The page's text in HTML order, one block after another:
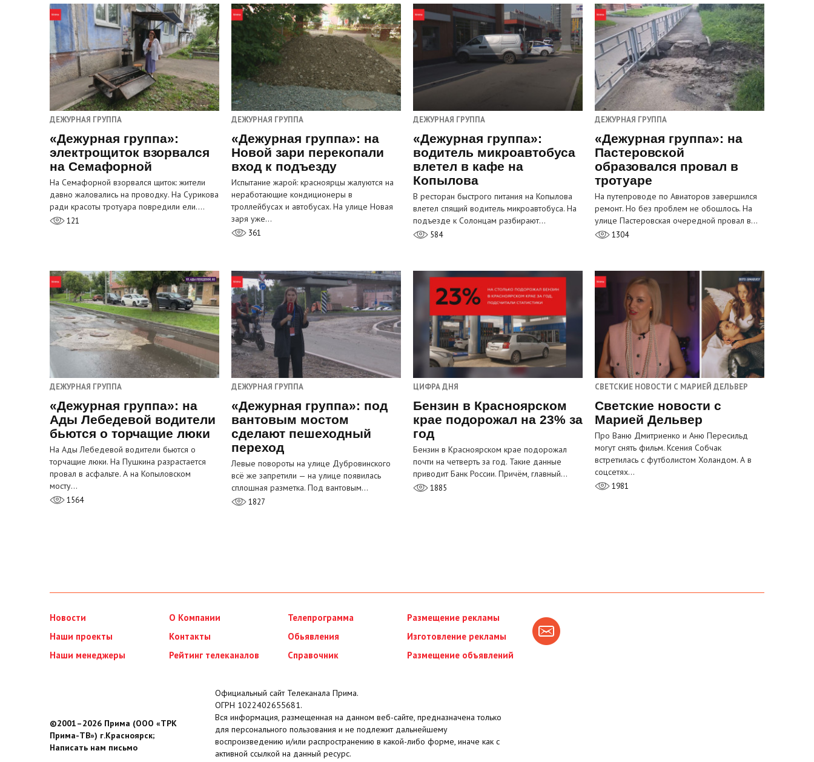
ДЕЖУРНАЯ ГРУППА
«Дежурная группа»:
электрощиток взорвался
на Семафорной
На Семафорной взорвался щиток: жители
давно жаловались на проводку. На Сурикова
ради красоты тротуара повредили ели.…
121
ДЕЖУРНАЯ ГРУППА
«Дежурная группа»: на
Новой зари перекопали
вход к подъезду
Испытание жарой: красноярцы жалуются на
неработающие кондиционеры в
троллейбусах и автобусах. На улице Новая
заря уже…
361
ДЕЖУРНАЯ ГРУППА
«Дежурная группа»:
водитель микроавтобуса
влетел в кафе на
Копылова
В ресторан быстрого питания на Копылова
влетел спящий водитель микроавтобуса. На
подъезде к Солонцам разбирают…
584
ДЕЖУРНАЯ ГРУППА
«Дежурная группа»: на
Пастеровской
образовался провал в
тротуаре
На путепроводе по Авиаторов завершился
ремонт. Но без проблем не обошлось. На
улице Пастеровская очередной провал в…
1304
ДЕЖУРНАЯ ГРУППА
«Дежурная группа»: на
Ады Лебедевой водители
бьются о торчащие люки
На Ады Лебедевой водители бьются о
торчащие люки. На Пушкина разрастается
провал в асфальте. А на Копыловском
мосту…
1564
ДЕЖУРНАЯ ГРУППА
«Дежурная группа»: под
вантовым мостом
сделают пешеходный
переход
Левые повороты на улице Дубровинского
всё же запретили — на улице появилась
сплошная разметка. Под вантовым…
1827
ЦИФРА ДНЯ
Бензин в Красноярском
крае подорожал на 23% за
год
Бензин в Красноярском крае подорожал
почти на четверть за год. Такие данные
приводит Банк России. Причём, главный…
1885
СВЕТСКИЕ НОВОСТИ С МАРИЕЙ ДЕЛЬВЕР
Светские новости с
Марией Дельвер
Про Ваню Дмитриенко и Аню Пересильд
могут снять фильм. Ксения Собчак
встретилась с футболистом Холандом. А в
соцсетях…
1981
Новости
Наши проекты
Наши менеджеры
О Компании
Контакты
Рейтинг телеканалов
Телепрограмма
Обьявления
Справочник
Размещение рекламы
Изготовление рекламы
Размещение объявлений
©2001–2026 Прима (ООО «ТРК
Прима-ТВ») г.Красноярск;
Написать нам письмо
Официальный сайт Телеканала Прима.
ОГРН 1022402655681.
Вся информация, размещенная на данном веб-сайте, предназначена только
для персонального пользования и не подлежит дальнейшему
воспроизведению и/или распространению в какой-либо форме, иначе как с
активной ссылкой на данный ресурс.